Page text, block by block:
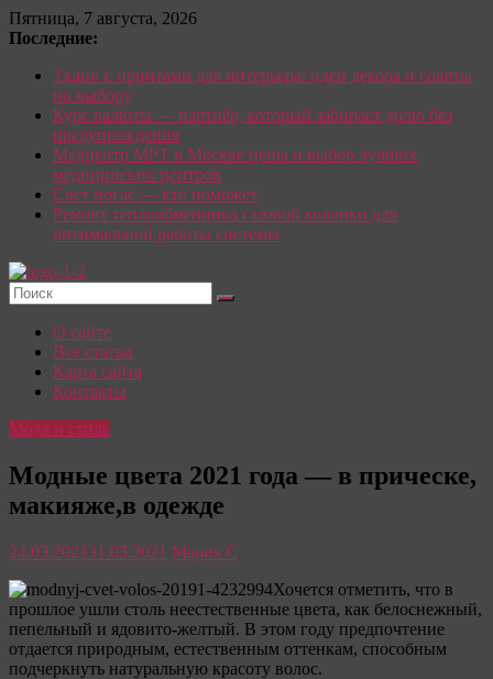
Перейти
к
Пятница, 7 августа, 2026
Последние:
Ткани с принтами для интерьера: идеи декора и советы
по выбору
Курс валюты — партнёр, который забирает долю без
предупреждения
Медцентр МРТ в Москве цены и выбор лучших
медицинских центров
Свет погас — кто поможет
Ремонт теплообменника газовой колонки для
оптимальной работы системы
Красотка:
женский
сайт
Моде,
стиле
и
красоте:
только
советы
для
женщины
О сайте
Все статьи
Карта сайта
Контакты
Мода и стиль
Модные цвета 2021 года — в прическе,
макияже,в одежде
24.03.2021 31.03.2021 Мария С
Хочется отметить, что в
прошлое ушли столь неестественные цвета, как белоснежный,
пепельный и ядовито-желтый. В этом году предпочтение
отдается природным, естественным оттенкам, способным
подчеркнуть натуральную красоту волос.